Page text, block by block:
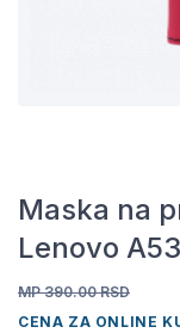
Maska na
Lenovo
MP 390.00 RSD
CENA ZA ONLINE